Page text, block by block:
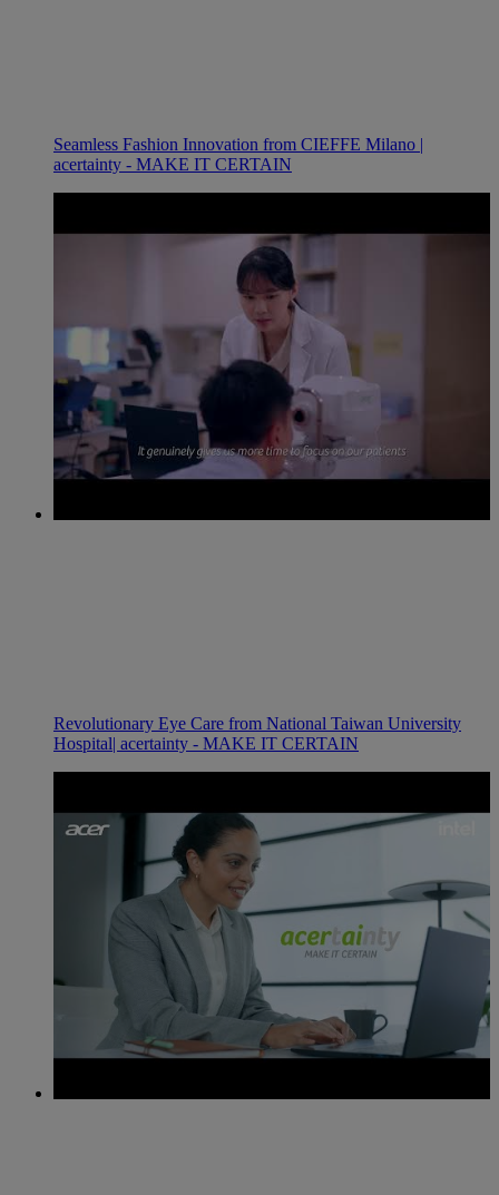
Seamless Fashion Innovation from CIEFFE Milano |
acertainty - MAKE IT CERTAIN
Revolutionary Eye Care from National Taiwan University
Hospital| acertainty - MAKE IT CERTAIN